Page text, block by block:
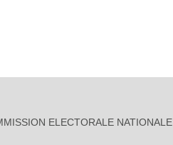
ELECTORALE NATIONALE